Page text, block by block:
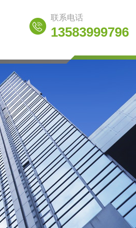
联系电话
13583999796